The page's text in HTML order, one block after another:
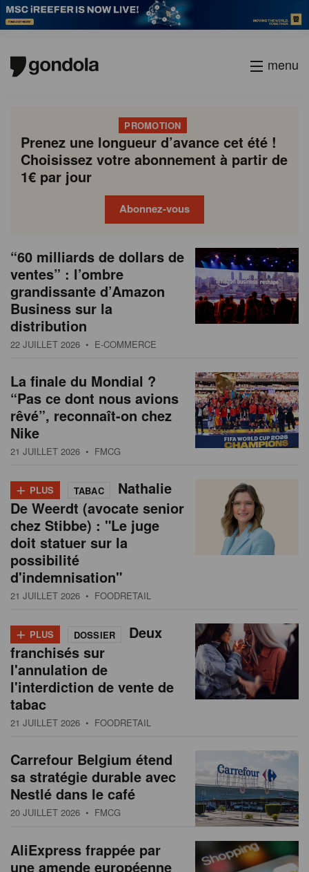
menu
PROMOTION
Prenez une longueur d’avance cet été !
Choisissez votre abonnement à partir de
1€ par jour
Abonnez-vous
N
e
w
s
“60 milliards de dollars de
ventes” : l’ombre
grandissante d’Amazon
Business sur la
distribution
22 JUILLET 2026 • E-COMMERCE
La finale du Mondial ?
“Pas ce dont nous avions
rêvé”, reconnaît-on chez
Nike
21 JUILLET 2026 • FMCG
+ PLUS TABAC
Nathalie
De Weerdt (avocate senior
chez Stibbe) : "Le juge
doit statuer sur la
possibilité
d'indemnisation"
21 JUILLET 2026 • FOODRETAIL
+ PLUS DOSSIER
Deux
franchisés sur
l'annulation de
l'interdiction de vente de
tabac
21 JUILLET 2026 • FOODRETAIL
Carrefour Belgium étend
sa stratégie durable avec
Nestlé dans le café
20 JUILLET 2026 • FMCG
AliExpress frappée par
une amende européenne
P
a
g
i
n
a
i
o
n
Previous
page
Page
Page
Page
Page
Current
page
Page
Page
Page
Page
Next
page
academy
society